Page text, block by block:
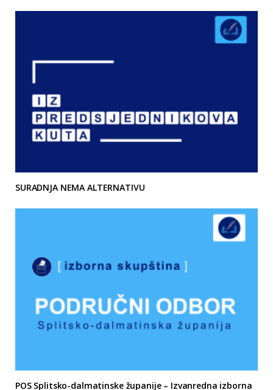
SURADNJA NEMA ALTERNATIVU
POS Splitsko-dalmatinske županije – Izvanredna izborna